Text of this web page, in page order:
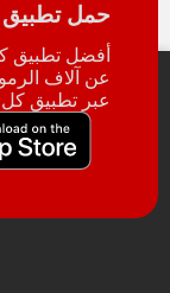
حمل تطبيق
أفضل تطبيق
عن آلاف
عبر تطبيق كل